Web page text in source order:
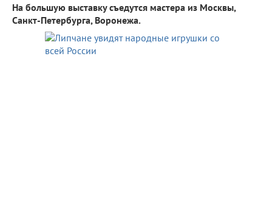
На большую выставку съедутся мастера из Москвы,
Санкт-Петербурга, Воронежа.